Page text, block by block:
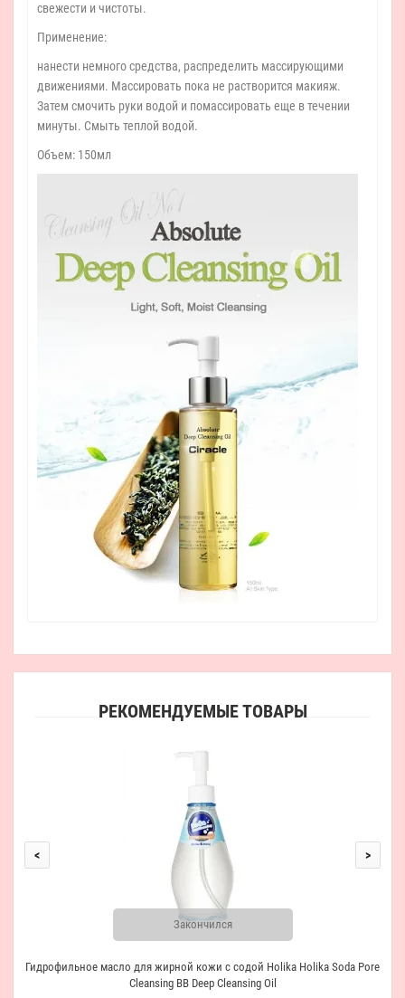
свежести и чистоты.
Применение:
нанести немного средства, распределить массирующими
движениями. Массировать пока не растворится макияж.
Затем смочить руки водой и помассировать еще в течении
минуты. Смыть теплой водой.
Объем: 150мл
РЕКОМЕНДУЕМЫЕ ТОВАРЫ
Закончился
Гидрофильное масло для жирной кожи с содой Holika Holika Soda Pore
Cleansing BB Deep Cleansing Oil
< >